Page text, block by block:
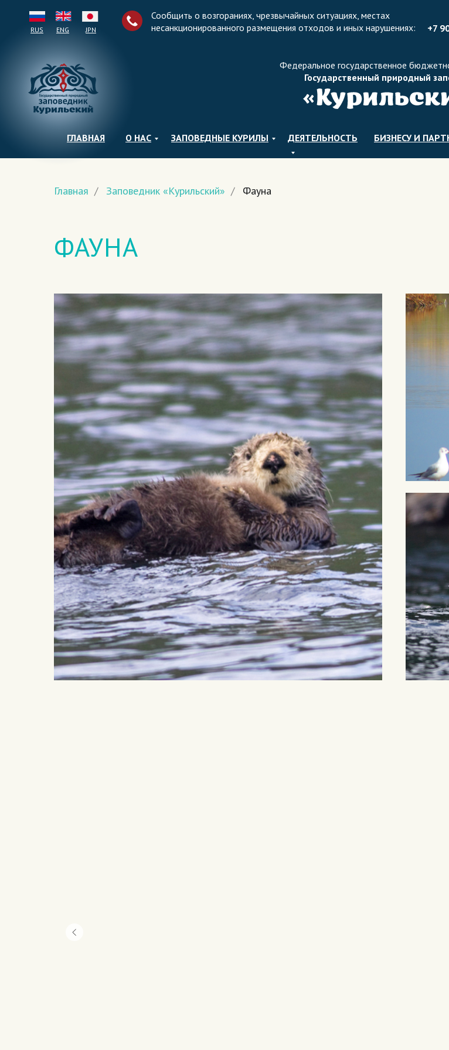
Федеральное государственное
RUS ENG JPN
ГЛАВНАЯ О НАС ЗАПОВЕДНЫЕ КУРИЛЫ ДЕЯТЕЛЬНОСТЬ БИЗНЕСУ И
Сообщить о возгораниях, чрезвычайных ситуациях, местах
несанкционированного размещения отходов и иных нарушениях:
Государственный природный
+7
Главная / Заповедник «Курильский» / Фауна
ФАУНА